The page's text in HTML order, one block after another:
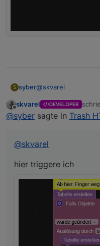
S syber@skvarel
hier triggere ich
Offline
skvarel DEVELOPER
@syber sagte in Trash
@skvarel
hier triggere ich